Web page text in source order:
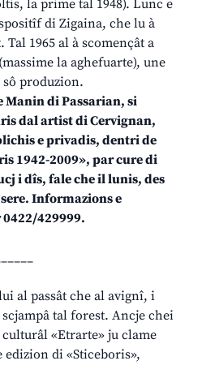
la prime tal 1948). Lunc e
di Zigaina, che lu à
1965 al à scomençât a
la aghefuarte), une
produzion.
Manin di Passarian, si
dal artist di Cervignan,
e privadis, dentri de
1942-2009», par cure di
i dîs, fale che il lunis, des
Informazions e
429999.
al passât che al avignî, i
tal forest. Ancje chei
«Etrarte» ju clame
edizion di «Sticeboris»,